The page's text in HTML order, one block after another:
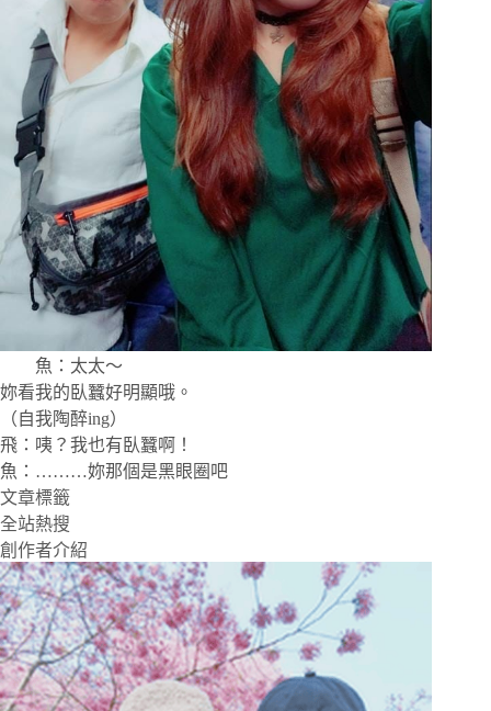
魚：太太～
妳看我的臥蠶好明顯哦。
（自我陶醉ing）
飛：咦？我也有臥蠶啊！
魚：………妳那個是黑眼圈吧
文章標籤
全站熱搜
創作者介紹